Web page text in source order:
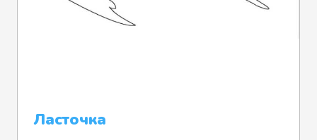
Ласточка